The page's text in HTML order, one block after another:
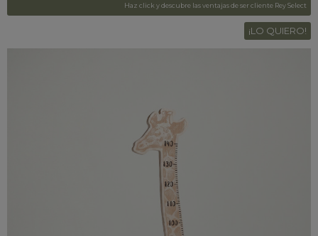
Haz click y descubre las ventajas de ser cliente Rey Select
¡LO QUIERO!